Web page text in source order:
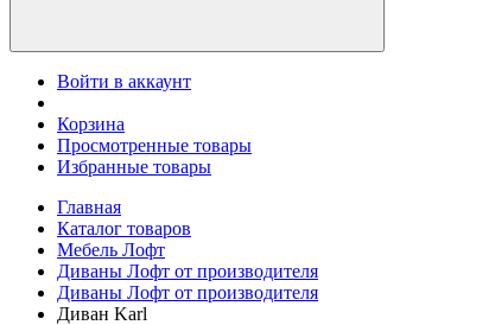
Войти в аккаунт
Корзина
Просмотренные товары
Избранные товары
Главная
Каталог товаров
Мебель Лофт
Диваны Лофт от производителя
Диваны Лофт от производителя
Диван Karl